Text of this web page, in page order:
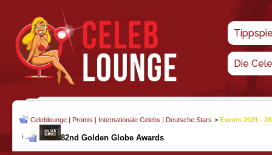
Die
Celeblounge | Promis | Internationale Celebs | Deutsche Stars > Events 2021 -
82nd Golden Globe Awards